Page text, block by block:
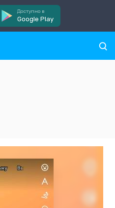
Доступно в
Google Play